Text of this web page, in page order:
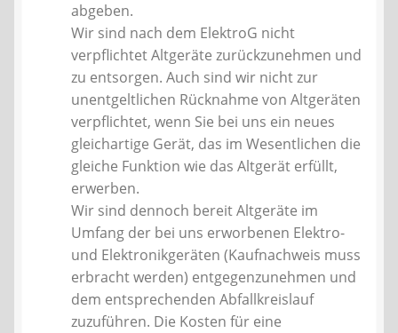
abgeben.
Wir sind nach dem ElektroG nicht
verpflichtet Altgeräte zurückzunehmen und
zu entsorgen. Auch sind wir nicht zur
unentgeltlichen Rücknahme von Altgeräten
verpflichtet, wenn Sie bei uns ein neues
gleichartige Gerät, das im Wesentlichen die
gleiche Funktion wie das Altgerät erfüllt,
erwerben.
Wir sind dennoch bereit Altgeräte im
Umfang der bei uns erworbenen Elektro-
und Elektronikgeräten (Kaufnachweis muss
erbracht werden) entgegenzunehmen und
dem entsprechenden Abfallkreislauf
zuzuführen. Die Kosten für eine